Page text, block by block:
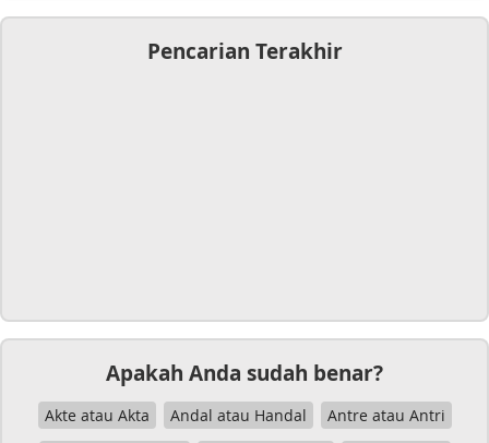
Pencarian Terakhir
Apakah Anda sudah benar?
Akte atau Akta Andal atau Handal
Antre atau Antri